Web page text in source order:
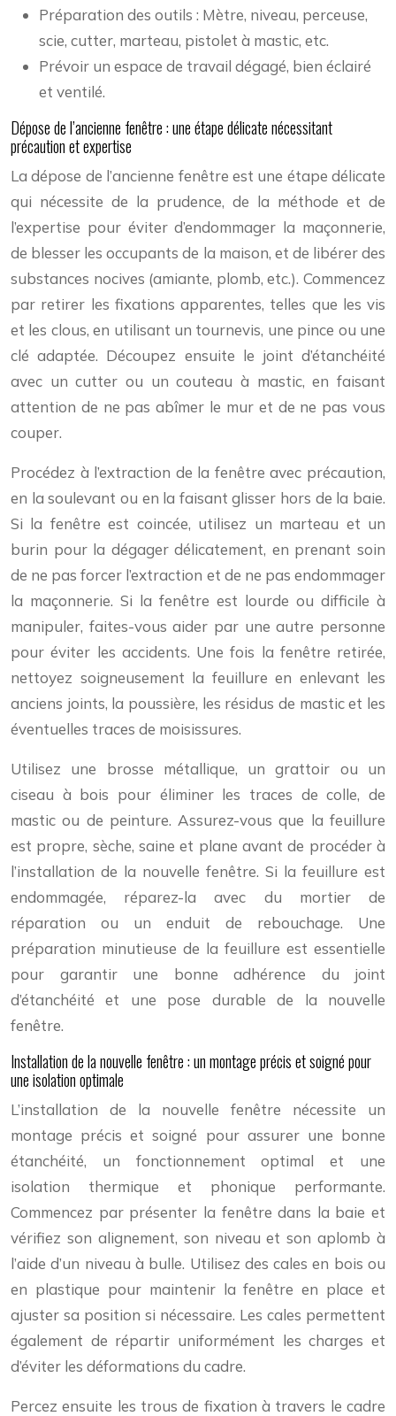
Préparation des outils : Mètre, niveau, perceuse,
scie, cutter, marteau, pistolet à mastic, etc.
Prévoir un espace de travail dégagé, bien éclairé
et ventilé.
Dépose de l’ancienne fenêtre : une étape délicate nécessitant
précaution et expertise
La dépose de l’ancienne fenêtre est une étape délicate
qui nécessite de la prudence, de la méthode et de
l’expertise pour éviter d’endommager la maçonnerie,
de blesser les occupants de la maison, et de libérer des
substances nocives (amiante, plomb, etc.). Commencez
par retirer les fixations apparentes, telles que les vis
et les clous, en utilisant un tournevis, une pince ou une
clé adaptée. Découpez ensuite le joint d’étanchéité
avec un cutter ou un couteau à mastic, en faisant
attention de ne pas abîmer le mur et de ne pas vous
couper.
Procédez à l’extraction de la fenêtre avec précaution,
en la soulevant ou en la faisant glisser hors de la baie.
Si la fenêtre est coincée, utilisez un marteau et un
burin pour la dégager délicatement, en prenant soin
de ne pas forcer l’extraction et de ne pas endommager
la maçonnerie. Si la fenêtre est lourde ou difficile à
manipuler, faites-vous aider par une autre personne
pour éviter les accidents. Une fois la fenêtre retirée,
nettoyez soigneusement la feuillure en enlevant les
anciens joints, la poussière, les résidus de mastic et les
éventuelles traces de moisissures.
Utilisez une brosse métallique, un grattoir ou un
ciseau à bois pour éliminer les traces de colle, de
mastic ou de peinture. Assurez-vous que la feuillure
est propre, sèche, saine et plane avant de procéder à
l’installation de la nouvelle fenêtre. Si la feuillure est
endommagée, réparez-la avec du mortier de
réparation ou un enduit de rebouchage. Une
préparation minutieuse de la feuillure est essentielle
pour garantir une bonne adhérence du joint
d’étanchéité et une pose durable de la nouvelle
fenêtre.
Installation de la nouvelle fenêtre : un montage précis et soigné pour
une isolation optimale
L’installation de la nouvelle fenêtre nécessite un
montage précis et soigné pour assurer une bonne
étanchéité, un fonctionnement optimal et une
isolation thermique et phonique performante.
Commencez par présenter la fenêtre dans la baie et
vérifiez son alignement, son niveau et son aplomb à
l’aide d’un niveau à bulle. Utilisez des cales en bois ou
en plastique pour maintenir la fenêtre en place et
ajuster sa position si nécessaire. Les cales permettent
également de répartir uniformément les charges et
d’éviter les déformations du cadre.
Percez ensuite les trous de fixation à travers le cadre